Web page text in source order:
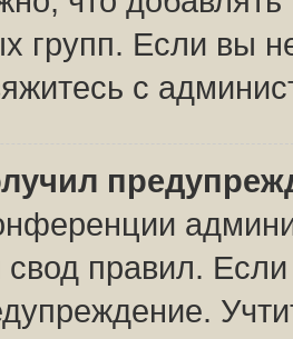
групп. Если вы
с
свод правил.